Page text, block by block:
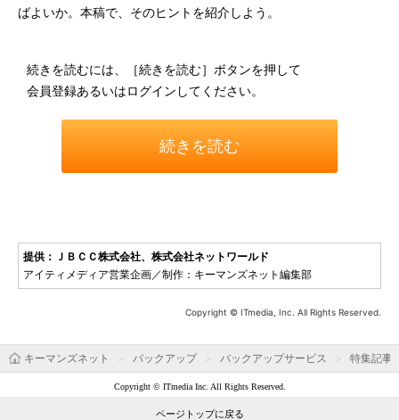
ばよいか。本稿で、そのヒントを紹介しよう。
続きを読むには、［続きを読む］ボタンを押して
会員登録あるいはログインしてください。
続きを読む
提供：ＪＢＣＣ株式会社、株式会社ネットワールド
アイティメディア営業企画／制作：キーマンズネット編集部
Copyright © ITmedia, Inc. All Rights Reserved.
キーマンズネット バックアップ バックアップサービス 特集記事
Copyright © ITmedia Inc. All Rights Reserved.
ページトップに戻る